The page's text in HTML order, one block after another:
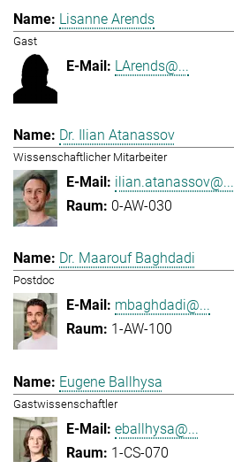
Lisanne Arends
Gast
LArends@...
Dr. Ilian Atanassov
Wissenschaftlicher Mitarbeiter
ilian.atanassov@...
0-AW-030
Dr. Maarouf Baghdadi
Postdoc
mbaghdadi@...
1-AW-100
Eugene Ballhysa
Gastwissenschaftler
eballhysa@...
1-CS-070